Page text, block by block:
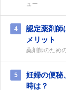
ュー
4
認定薬剤師
メリット
薬剤師のため
5
妊婦の便秘
時は？